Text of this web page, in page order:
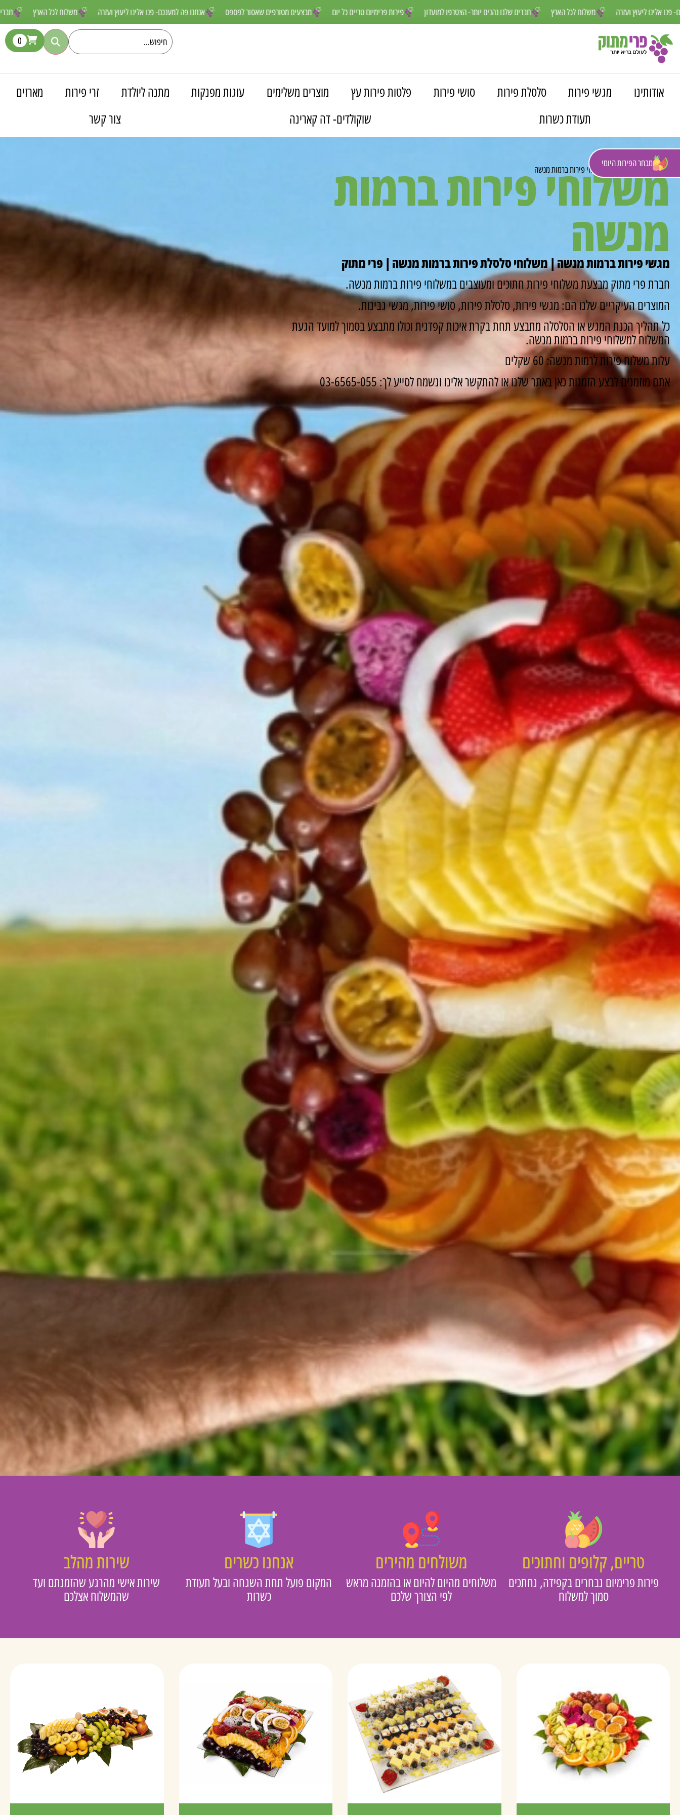
משלוח לכל אנחנו פה למענכם- פנו אלינו ליעוץ ועזרה מבצעים מטורפים שאסור לפספס פירות פרימיום טריים כל יום חברים שלנו נהנים יותר- הצטרפו למועדון משלוח לכל הארץ פה למענכם- פנו אלינו ליעוץ ועזרה
מבחר הפירות היומי
0
אודותינו מגשי פירות סלסלת פירות סושי פירות פלטות פירות עץ מוצרים משלימים עוגות מפנקות מתנה ליולדת זרי פירות
מארזים
תעודת כשרות
שוקולדים- דה קארינה צור קשר
פרי מתוק» משלוחים»משלוחי פירות ברמות מנשה
משלוחי פירות ברמות
מנשה
מגשי פירות ברמות מנשה | משלוחי סלסלת פירות ברמות מנשה | פרי מתוק
חברת פרי מתוק מבצעת משלוחי פירות חתוכים ומעוצבים במשלוחי פירות ברמות מנשה.
המוצרים העיקריים שלנו הם: מגשי פירות, סלסלת פירות, סושי פירות, מגשי גבינות.
כל תהליך הכנת המגש או הסלסלה מתבצע תחת בקרת איכות קפדנית וכולו מתבצע בסמוך למועד הגעת
המשלוח למשלוחי פירות ברמות מנשה.
עלות משלוח פירות לרמות מנשה: 60 שקלים
אתם מוזמנים לבצע הזמנות כאן באתר שלנו או להתקשר אלינו ונשמח לסייע לך: 03-6565-055
טריים, קלופים וחתוכים
פירות פרימיום נבחרים בקפידה, נחתכים
סמוך למשלוח
משולחים מהירים
משלוחים מהיום להיום או בהזמנה מראש
לפי הצורך שלכם
אנחנו כשרים
המקום פועל תחת השגחה ובעל תעודת
כשרות
שירות מהלב
שירות אישי מהרגע שהזמנתם ועד
שהמשלוח אצלכם